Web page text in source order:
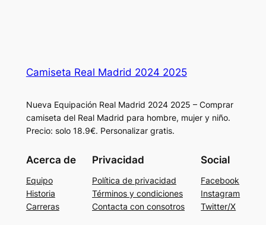
Camiseta Real Madrid 2024 2025
Nueva Equipación Real Madrid 2024 2025 – Comprar
camiseta del Real Madrid para hombre, mujer y niño.
Precio: solo 18.9€. Personalizar gratis.
Acerca de
Equipo
Historia
Carreras
Privacidad
Política de privacidad
Términos y condiciones
Contacta con consotros
Social
Facebook
Instagram
Twitter/X